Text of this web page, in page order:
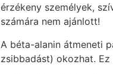
érzékeny személyek,
számára nem ajánlott!
A béta-alanin átmeneti
zsibbadást) okozhat.